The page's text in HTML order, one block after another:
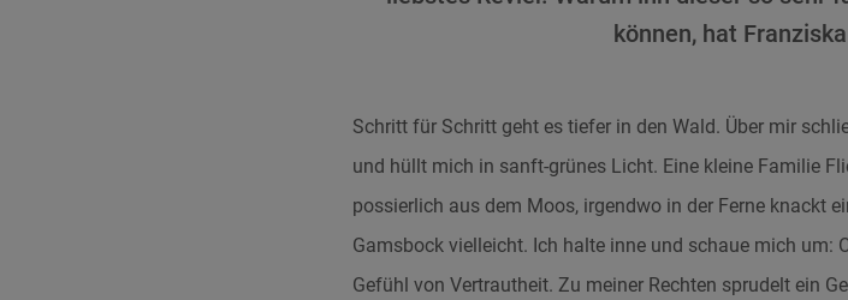
können, hat
Schritt für Schritt geht es tiefer in den Wald. Über mir
und hüllt mich in sanft-grünes Licht. Eine kleine Familie
possierlich aus dem Moos, irgendwo in der Ferne knackt
Gamsbock vielleicht. Ich halte inne und schaue mich
Gefühl von Vertrautheit. Zu meiner Rechten sprudelt ein